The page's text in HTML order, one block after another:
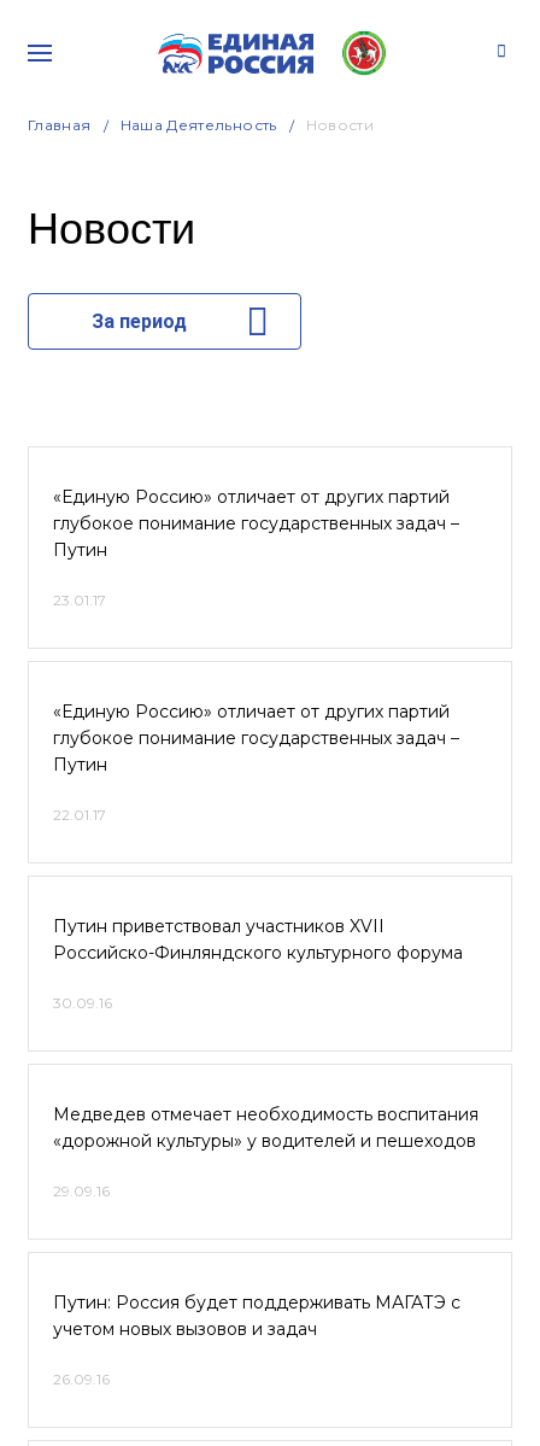
Главная Наша Деятельность Новости
Новости
За период
«Единую Россию» отличает от других партий
глубокое понимание государственных задач –
Путин
23.01.17
«Единую Россию» отличает от других партий
глубокое понимание государственных задач –
Путин
22.01.17
Путин приветствовал участников XVII
Российско-Финляндского культурного форума
30.09.16
Медведев отмечает необходимость воспитания
«дорожной культуры» у водителей и пешеходов
29.09.16
Путин: Россия будет поддерживать МАГАТЭ с
учетом новых вызовов и задач
26.09.16